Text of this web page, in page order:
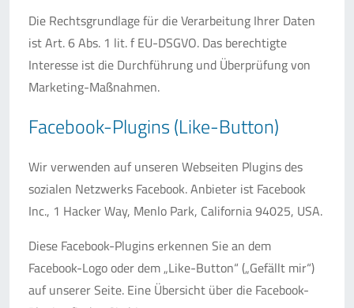
Die Rechtsgrundlage für die Verarbeitung Ihrer Daten
ist Art. 6 Abs. 1 lit. f EU-DSGVO. Das berechtigte
Interesse ist die Durchführung und Überprüfung von
Marketing-Maßnahmen.
Facebook-Plugins (Like-Button)
Wir verwenden auf unseren Webseiten Plugins des
sozialen Netzwerks Facebook. Anbieter ist Facebook
Inc., 1 Hacker Way, Menlo Park, California 94025, USA.
Diese Facebook-Plugins erkennen Sie an dem
Facebook-Logo oder dem „Like-Button“ („Gefällt mir“)
auf unserer Seite. Eine Übersicht über die Facebook-